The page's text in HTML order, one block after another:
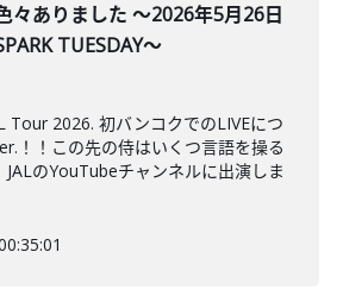
々ありました ～2026年5月26日
TUESDAY～
Tour 2026. 初バンコクでのLIVEにつ
！！この先の侍はいくつ言語を操る
のYouTubeチャンネルに出演しま